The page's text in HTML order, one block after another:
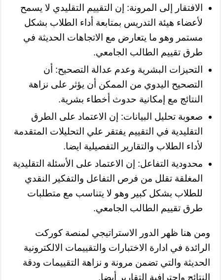
الافتقار إلى المرونة: إن التقييم التقليدي لا يسمح
لأعضاء هيئة التدريس بمتابعة أداء الطلاب بشكل
مستمر وهو ما يتعارض مع الاتجاهات الحديثة في
طرق تقييم الطالب الجامعي.
التحيزات البشرية وعدم عدالة التصحيح: أن
التصحيح اليدوي من الممكن أن يؤثر على نزاهة
النتائج مع إمكانية حدوث أخطاء بشرية.
صعوبة تحليل البيانات: إن الاعتماد على الطرق
التقليدية في التقييم يفتقر علي التحليلات المتقدمة
لأداء الطلاب والتقارير التفصيلية ايضا.
محدودية التفاعل: إن الاعتماد على الأسئلة التقليدية
المغلقة تقلل من فرص التفاعل والتفكير النقدي
للطلاب بشكل كبير وهو لا يتناسب مع متطلبات
طرق تقييم الطالب الجامعي.
ومن هنا ظهر الدور الاستراتيجي لمنصة كوركت
الرائدة في ادارة الاختبارات والتقييمات الالكترونية
الحديثة والتي تضمن مرونة و نزاهة التقييمات ودقة
النتائج واحترافية التقارير أيضا.